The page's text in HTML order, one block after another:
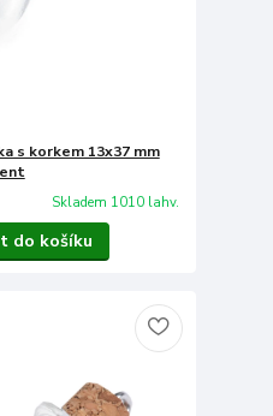
s korkem 13x37 mm
Skladem 1010 lahv.
do košíku